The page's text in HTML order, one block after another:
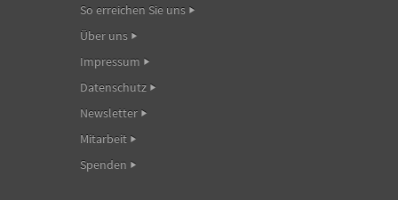
So erreichen Sie uns
Über uns
Impressum
Datenschutz
Newsletter
Mitarbeit
Spenden